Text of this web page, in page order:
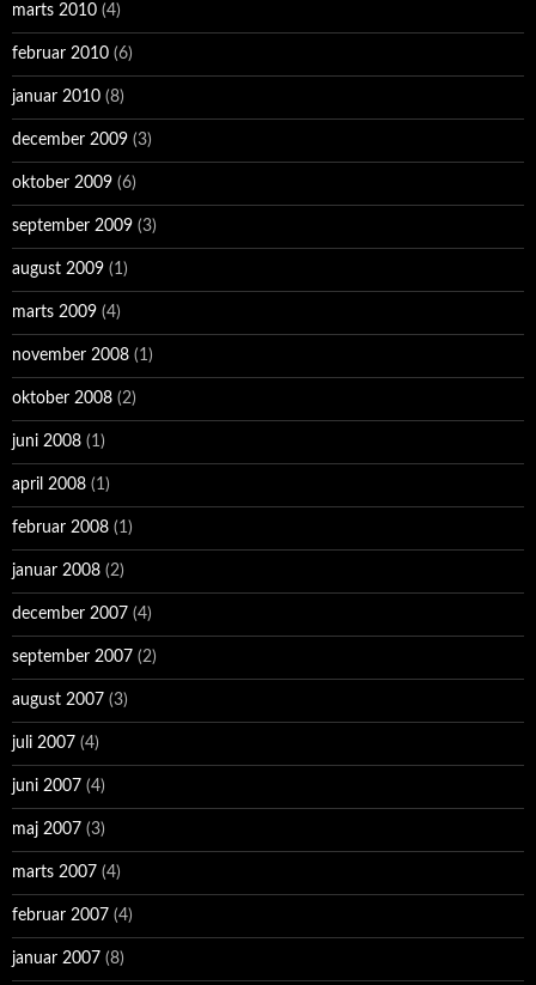
marts 2010 (4)
februar 2010 (6)
januar 2010 (8)
december 2009 (3)
oktober 2009 (6)
september 2009 (3)
august 2009 (1)
marts 2009 (4)
november 2008 (1)
oktober 2008 (2)
juni 2008 (1)
april 2008 (1)
februar 2008 (1)
januar 2008 (2)
december 2007 (4)
september 2007 (2)
august 2007 (3)
juli 2007 (4)
juni 2007 (4)
maj 2007 (3)
marts 2007 (4)
februar 2007 (4)
januar 2007 (8)